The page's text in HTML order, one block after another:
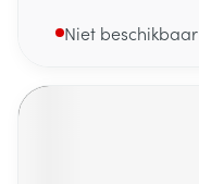
Niet beschikbaar